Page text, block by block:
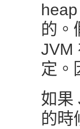
的。
JVM
定。
如果
的時